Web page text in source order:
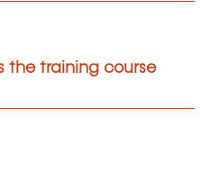
the training course